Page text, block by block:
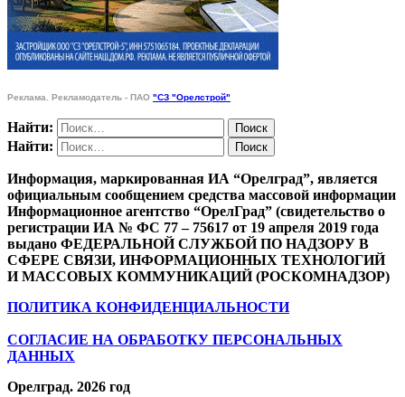
Реклама. Рекламодатель - ПАО "СЗ "Орелстрой"
Найти:
Найти:
Информация, маркированная ИА “Орелград”, является
официальным сообщением средства массовой информации
Информационное агентство “ОрелГрад” (свидетельство о
регистрации ИА № ФС 77 – 75617 от 19 апреля 2019 года
выдано ФЕДЕРАЛЬНОЙ СЛУЖБОЙ ПО НАДЗОРУ В
СФЕРЕ СВЯЗИ, ИНФОРМАЦИОННЫХ ТЕХНОЛОГИЙ
И МАССОВЫХ КОММУНИКАЦИЙ (РОСКОМНАДЗОР)
ПОЛИТИКА КОНФИДЕНЦИАЛЬНОСТИ
СОГЛАСИЕ НА ОБРАБОТКУ ПЕРСОНАЛЬНЫХ
ДАННЫХ
Орелград. 2026 год